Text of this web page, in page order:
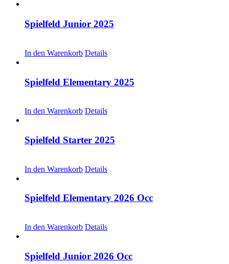
Spielfeld Junior 2025
In den Warenkorb Details
Spielfeld Elementary 2025
In den Warenkorb Details
Spielfeld Starter 2025
In den Warenkorb Details
Spielfeld Elementary 2026 Occ
In den Warenkorb Details
Spielfeld Junior 2026 Occ